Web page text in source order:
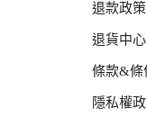
退款政策
退貨中心
條款&條
隱私權